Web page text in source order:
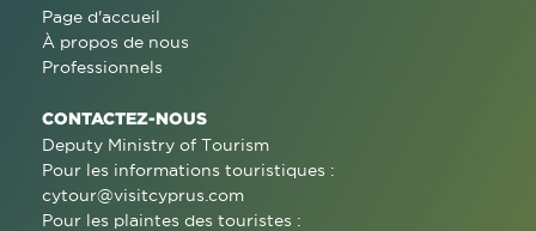
Page d'accueil
À propos de nous
Professionnels
CONTACTEZ-NOUS
Deputy Ministry of Tourism
Pour les informations touristiques :
cytour@visitcyprus.com
Pour les plaintes des touristes :